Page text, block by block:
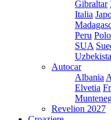
Gibraltar
Italia
Peru
SUA
Autocar
Albania
Elvetia
Revelion 2027